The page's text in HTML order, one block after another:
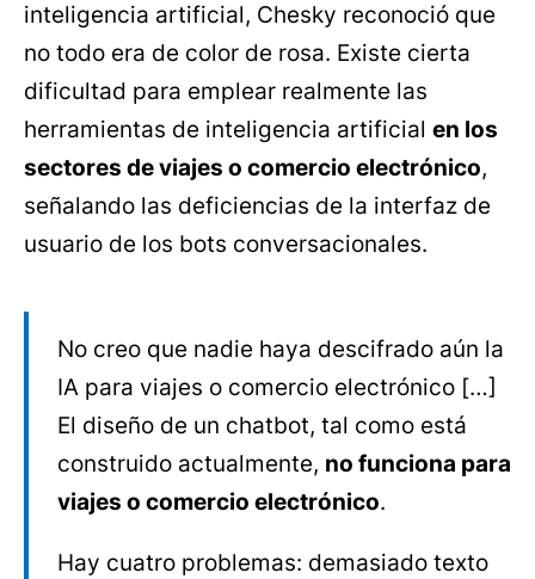
inteligencia artificial, Chesky reconoció que
no todo era de color de rosa. Existe cierta
dificultad para emplear realmente las
herramientas de inteligencia artificial en los
sectores de viajes o comercio electrónico,
señalando las deficiencias de la interfaz de
usuario de los bots conversacionales.
No creo que nadie haya descifrado aún la
IA para viajes o comercio electrónico […]
El diseño de un chatbot, tal como está
construido actualmente, no funciona para
viajes o comercio electrónico.
Hay cuatro problemas: demasiado texto